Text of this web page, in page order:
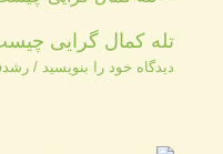
تله کمال گرایی
دیدگاه‌ خود را بنویسید /